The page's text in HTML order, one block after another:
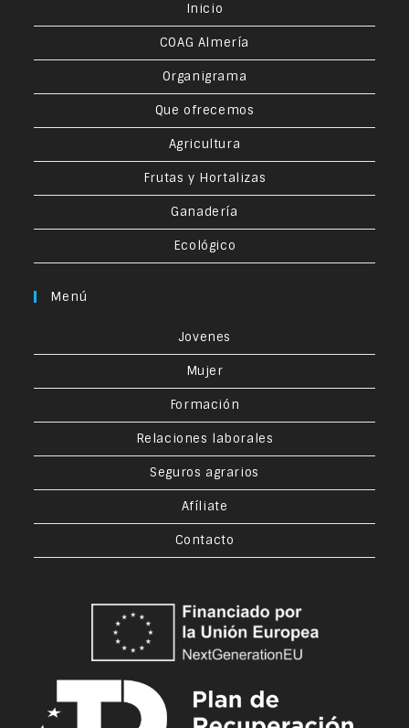
Inicio
COAG Almería
Organigrama
Que ofrecemos
Agricultura
Frutas y Hortalizas
Ganadería
Ecológico
Menú
Jovenes
Mujer
Formación
Relaciones laborales
Seguros agrarios
Afíliate
Contacto